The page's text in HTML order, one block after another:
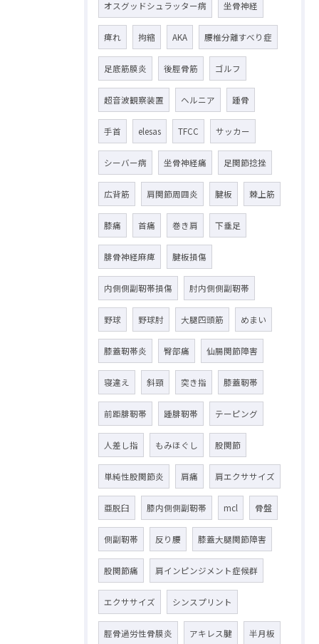
オスグッドシュラッター病 坐骨神経
痺れ 拘縮 AKA 腰椎分離すべり症
足底筋膜炎 後脛骨筋 ゴルフ
超音波観察装置 ヘルニア 踵骨
手首 elesas TFCC サッカー
シーバー病 坐骨神経痛 足関節捻挫
広背筋 肩関節周囲炎 腱板 棘上筋
膝痛 首痛 巻き肩 下垂足
腓骨神経麻痺 腱板損傷
内側側副靭帯損傷 肘内側側副靭帯
野球 野球肘 大腿四頭筋 めまい
膝蓋靭帯炎 臀部痛 仙腸関節障害
寝違え 斜頸 突き指 膝蓋靭帯
前距腓靭帯 踵腓靭帯 テーピング
人差し指 もみほぐし 股関節
単純性股関節炎 肩痛 肩エクササイズ
亜脱臼 膝内側側副靭帯 mcl 骨盤
側副靭帯 反り腰 膝蓋大腿関節障害
股関節痛 肩インピンジメント症候群
エクササイズ シンスプリント
脛骨過労性骨膜炎 アキレス腱 半月板